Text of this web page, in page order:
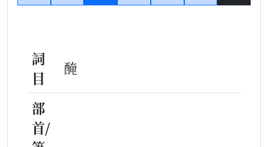
詞
目
醃
部
首/